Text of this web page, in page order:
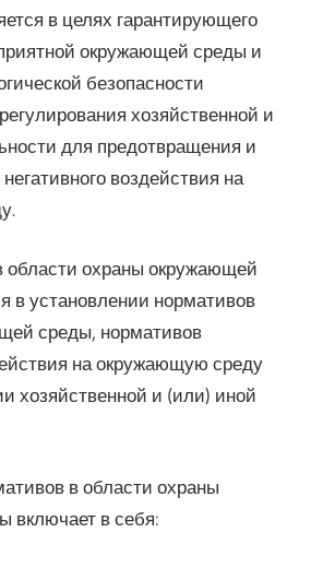
в целях гарантирующего
окружающей среды и
безопасности
хозяйственной и
для предотвращения и
воздействия на
области охраны окружающей
в установлении нормативов
среды, нормативов
на окружающую среду
хозяйственной и (или) иной
в области охраны
включает в себя: